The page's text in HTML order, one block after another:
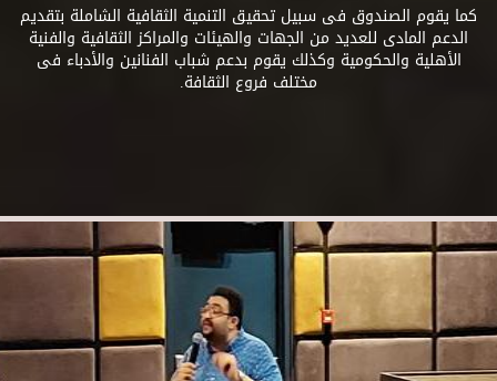
كما يقوم الصندوق فى سبيل تحقيق التنمية الثقافية الشاملة بتقديم
الدعم المادى للعديد من الجهات والهيئات والمراكز الثقافية والفنية
الأهلية والحكومية وكذلك يقوم بدعم شباب الفنانين والأدباء فى
مختلف فروع الثقافة.